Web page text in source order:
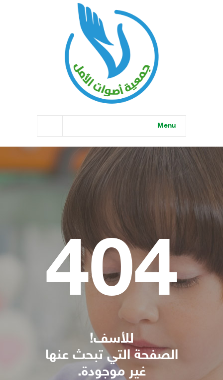
Menu
الرئيسية
أصوات الأمل بالعالم
أين نوجد
404
للأسف!
الصفحة التي تبحث عنها
غير موجودة.